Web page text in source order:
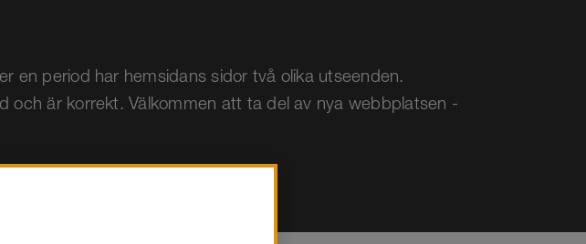
en period har hemsidans sidor två olika utseenden.
är korrekt. Välkommen att ta del av nya webbplatsen -